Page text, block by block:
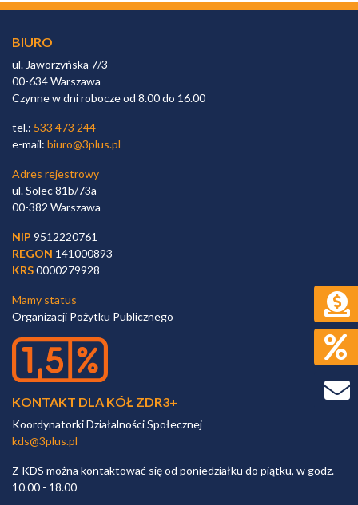
BIURO
ul. Jaworzyńska 7/3
00-634 Warszawa
Czynne w dni robocze od 8.00 do 16.00
tel.: 533 473 244
e-mail: biuro@3plus.pl
Adres rejestrowy
ul. Solec 81b/73a
00-382 Warszawa
NIP 9512220761
REGON 141000893
KRS0000279928
Mamy status
Organizacji Pożytku Publicznego
KONTAKT DLA KÓŁ ZDR3+
Koordynatorki Działalności Społecznej
kds@3plus.pl
Z KDS można kontaktować się od poniedziałku do piątku, w godz.
10.00 - 18.00